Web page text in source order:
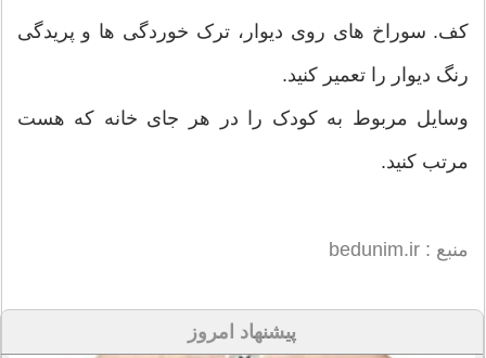
کف. سوراخ های روی دیوار، ترک خوردگی ها و پریدگی
رنگ دیوار را تعمیر کنید.
وسایل مربوط به کودک را در هر جای خانه که هست
مرتب کنید.
منبع : bedunim.ir
پیشنهاد امروز